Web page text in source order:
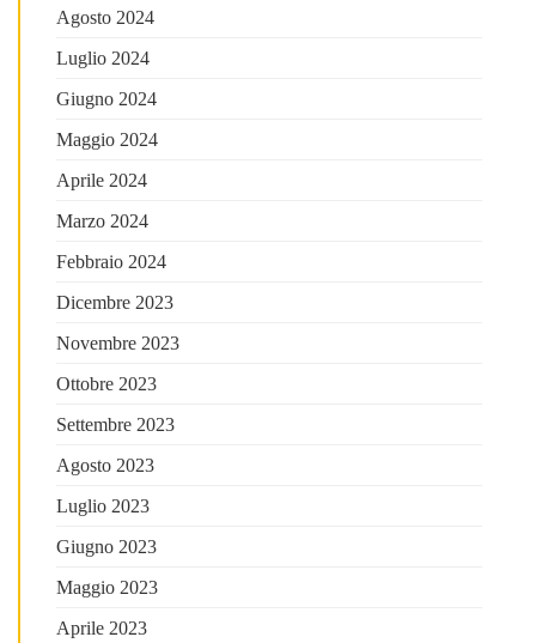
Agosto 2024
Luglio 2024
Giugno 2024
Maggio 2024
Aprile 2024
Marzo 2024
Febbraio 2024
Dicembre 2023
Novembre 2023
Ottobre 2023
Settembre 2023
Agosto 2023
Luglio 2023
Giugno 2023
Maggio 2023
Aprile 2023